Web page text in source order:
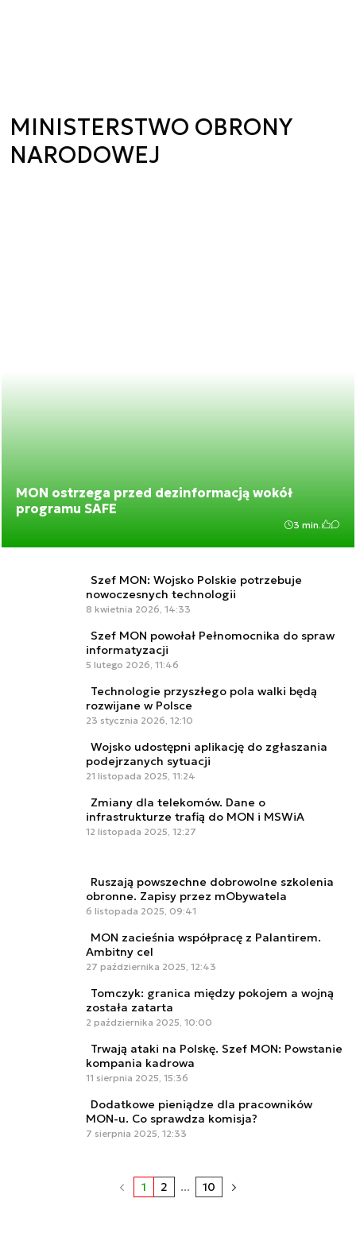
MINISTERSTWO OBRONY
NARODOWEJ
MON ostrzega przed dezinformacją wokół
programu SAFE
3 min.
Szef MON: Wojsko Polskie potrzebuje
nowoczesnych technologii
8 kwietnia 2026, 14:33
Szef MON powołał Pełnomocnika do spraw
informatyzacji
5 lutego 2026, 11:46
Technologie przyszłego pola walki będą
rozwijane w Polsce
23 stycznia 2026, 12:10
Wojsko udostępni aplikację do zgłaszania
podejrzanych sytuacji
21 listopada 2025, 11:24
Zmiany dla telekomów. Dane o
infrastrukturze trafią do MON i MSWiA
12 listopada 2025, 12:27
Ruszają powszechne dobrowolne szkolenia
obronne. Zapisy przez mObywatela
6 listopada 2025, 09:41
MON zacieśnia współpracę z Palantirem.
Ambitny cel
27 października 2025, 12:43
Tomczyk: granica między pokojem a wojną
została zatarta
2 października 2025, 10:00
Trwają ataki na Polskę. Szef MON: Powstanie
kompania kadrowa
11 sierpnia 2025, 15:36
Dodatkowe pieniądze dla pracowników
MON-u. Co sprawdza komisja?
7 sierpnia 2025, 12:33
1 2 ... 10